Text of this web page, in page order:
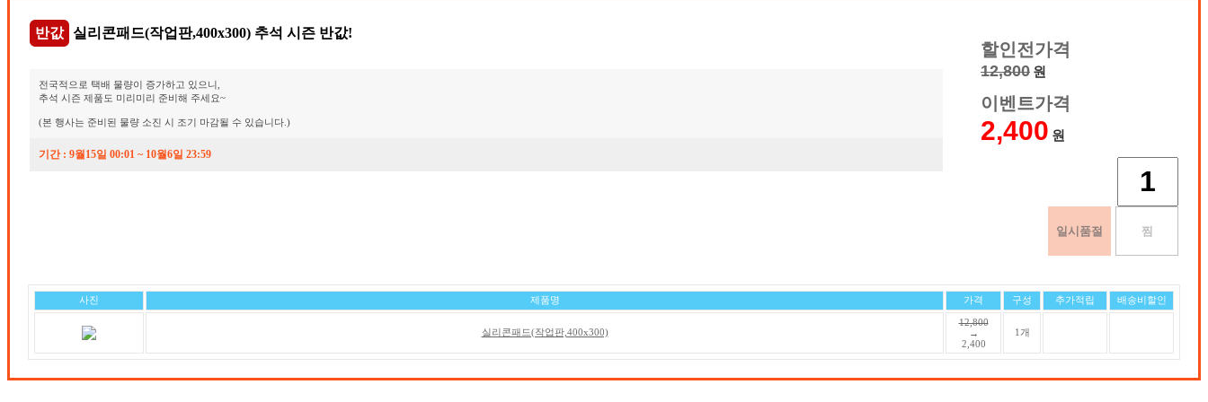
반값 실리콘패드(작업판,400x300) 추석 시즌 반값!
전국적으로 택배 물량이 증가하고 있으니,
추석 시즌 제품도 미리미리 준비해 주세요~
(본 행사는 준비된 물량 소진 시 조기 마감될 수 있습니다.)
기간 : 9월15일 00:01 ~ 10월6일 23:59
할인전가격
12,800 원
이벤트가격
2,400 원
사진 제품명 가격 구성 추가적립 배송비할인
실리콘패드(작업판,400x300)
12,800
→
2,400
1개